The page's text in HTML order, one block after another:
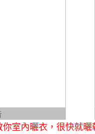
你室內曬衣，很快就